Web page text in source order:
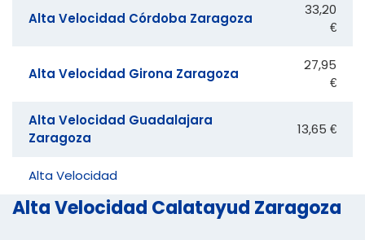
Alta Velocidad Córdoba Zaragoza
33,20
€
Alta Velocidad Girona Zaragoza
27,95
€
Alta Velocidad Guadalajara
Zaragoza
13,65 €
Alta Velocidad
Alta Velocidad Calatayud Zaragoza